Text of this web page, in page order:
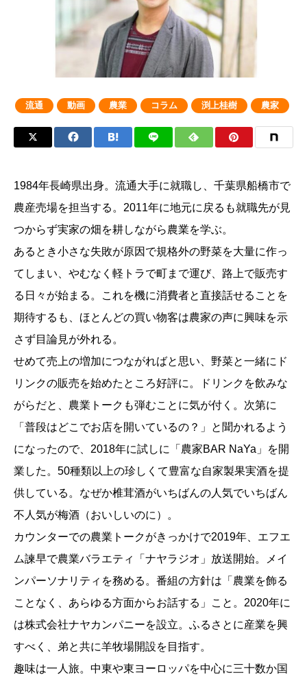
流通 動画 農業 コラム 渕上桂樹 農家
1984年長崎県出身。流通大手に就職し、千葉県船橋市で
農産売場を担当する。2011年に地元に戻るも就職先が見
つからず実家の畑を耕しながら農業を学ぶ。
あるとき小さな失敗が原因で規格外の野菜を大量に作っ
てしまい、やむなく軽トラで町まで運び、路上で販売す
る日々が始まる。これを機に消費者と直接話せることを
期待するも、ほとんどの買い物客は農家の声に興味を示
さず目論見が外れる。
せめて売上の増加につながればと思い、野菜と一緒にド
リンクの販売を始めたところ好評に。ドリンクを飲みな
がらだと、農業トークも弾むことに気が付く。次第に
「普段はどこでお店を開いているの？」と聞かれるよう
になったので、2018年に試しに「農家BAR NaYa」を開
業した。50種類以上の珍しくて豊富な自家製果実酒を提
供している。なぜか椎茸酒がいちばんの人気でいちばん
不人気が梅酒（おいしいのに）。
カウンターでの農業トークがきっかけで2019年、エフエ
ム諫早で農業バラエティ「ナヤラジオ」放送開始。メイ
ンパーソナリティを務める。番組の方針は「農業を飾る
ことなく、あらゆる方面からお話する」こと。2020年に
は株式会社ナヤカンパニーを設立。ふるさとに産業を興
すべく、弟と共に羊牧場開設を目指す。
趣味は一人旅。中東や東ヨーロッパを中心に三十数か国